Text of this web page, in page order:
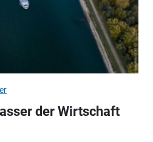
der Wirtschaft